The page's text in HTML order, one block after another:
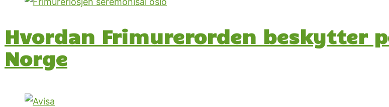
Hvordan Frimurerorden beskytter
Norge